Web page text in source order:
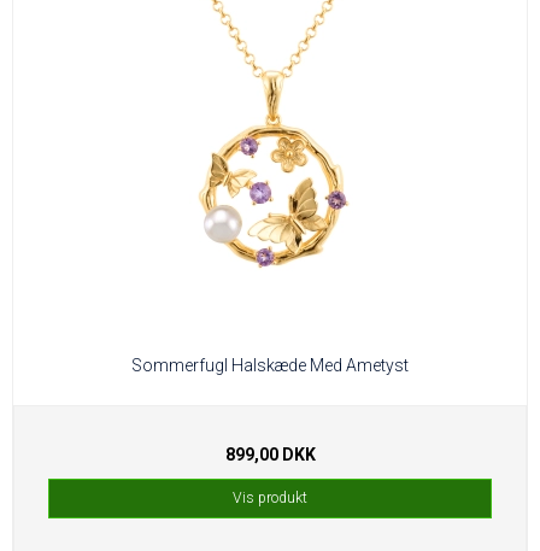
Sommerfugl Halskæde Med Ametyst
899,00 DKK
Vis produkt